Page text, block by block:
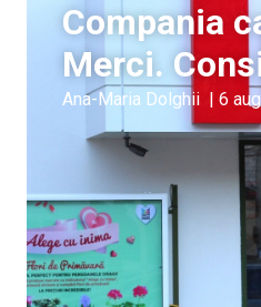
Compania
Merci.
Ana-Maria Dolghii 6